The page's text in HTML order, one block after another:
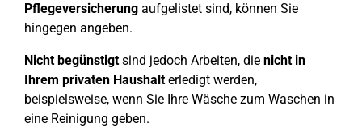
Pflegeversicherung aufgelistet sind, können Sie
hingegen angeben.
Nicht begünstigtsind jedoch Arbeiten, die nicht in
Ihrem privaten Haushalterledigt werden,
beispielsweise, wenn Sie Ihre Wäsche zum Waschen in
eine Reinigung geben.